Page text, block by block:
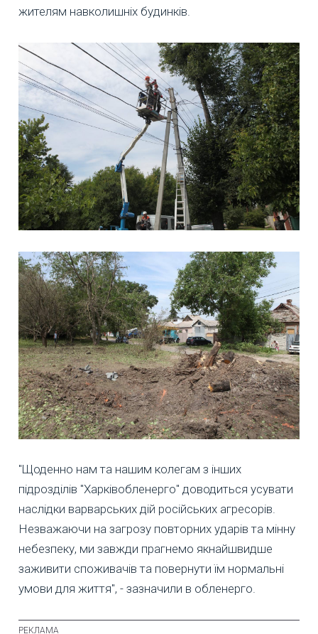
жителям навколишніх будинків.
"Щоденно нам та нашим колегам з інших
підрозділів "Харківобленерго" доводиться усувати
наслідки варварських дій російських агресорів.
Незважаючи на загрозу повторних ударів та мінну
небезпеку, ми завжди прагнемо якнайшвидше
заживити споживачів та повернути їм нормальні
умови для життя", - зазначили в обленерго.